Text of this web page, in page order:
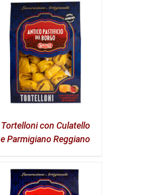
Tortelloni con Culatello
e Parmigiano Reggiano